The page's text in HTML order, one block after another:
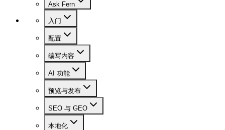
Ask Fern
入门
配置
编写内容
AI 功能
预览与发布
SEO 与 GEO
本地化